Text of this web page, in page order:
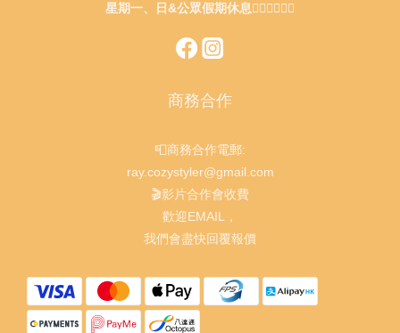
星期一、日&公眾假期休息🙇🏻‍♂️🙇🏻‍♀️
商務合作
📮商務合作電郵:
ray.cozystyler@gmail.com
🎬影片合作會收費
歡迎EMAIL，
我們會盡快回覆報價